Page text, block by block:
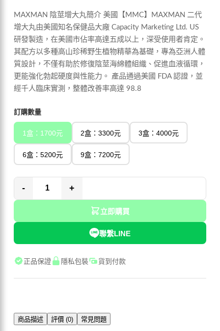
MAXMAN 陰莖增大丸簡介 美國【MMC】MAXMAN 二代
增大丸由美國知名保健品大廠 Capacity Marketing Ltd. US
研發製造，在美國市佔率高達五成以上，深受使用者肯定。
其配方以多種高山珍稀野生植物精華為基礎，專為亞洲人體
質設計，不僅有助於修復陰莖海綿體組織、促進血液循環，
更能強化勃起硬度與性能力。 產品通過美國 FDA 認證，並
經千人臨床實測，整體改善率高達 98.8
訂購數量
1盒：1700元 2盒：3300元 3盒：4000元
6盒：5200元 9盒：7200元
- +
立即購買
聯繫LINE
正品保證 隱私包裝 貨到付款
商品描述 評價 (0) 常見問題